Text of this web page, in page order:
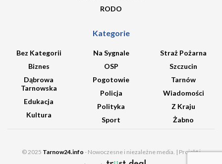
RODO
Kategorie
Bez Kategorii
Biznes
Dąbrowa
Tarnowska
Edukacja
Kultura
Na Sygnale
OSP
Pogotowie
Policja
Polityka
Sport
Straż Pożarna
Szczucin
Tarnów
Wiadomości
Z Kraju
Żabno
© 2025 Tarnow24.info - Nowoczesne i niezależne media. | Projekt i